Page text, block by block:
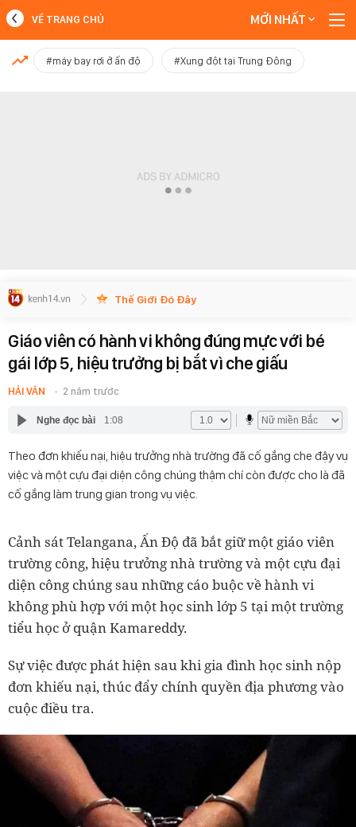
MỚI NHẤT
VỀ TRANG CHỦ MỚI NHẤT
#máy bay rơi ở ấn độ #Xung đột tại Trung Đông
Thế Giới Đó Đây
Giáo viên có hành vi không đúng mực với bé
gái lớp 5, hiệu trưởng bị bắt vì che giấu
HẢI VÂN 2 năm trước
Nghe đọc bài 1:08
Theo đơn khiếu nại, hiệu trưởng nhà trường đã cố gắng che đậy vụ
việc và một cựu đại diện công chúng thậm chí còn được cho là đã
cố gắng làm trung gian trong vụ việc.
Cảnh sát Telangana, Ấn Độ đã bắt giữ một giáo viên
trường công, hiệu trưởng nhà trường và một cựu đại
diện công chúng sau những cáo buộc về hành vi
không phù hợp với một học sinh lớp 5 tại một trường
tiểu học ở quận Kamareddy.
Sự việc được phát hiện sau khi gia đình học sinh nộp
đơn khiếu nại, thúc đẩy chính quyền địa phương vào
cuộc điều tra.